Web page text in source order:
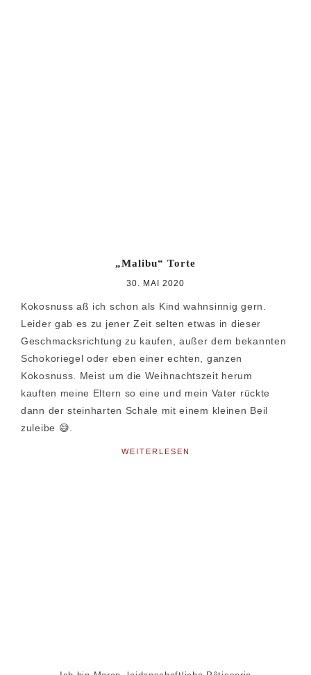
„Malibu“ Torte
30. MAI 2020
Kokosnuss aß ich schon als Kind wahnsinnig gern.
Leider gab es zu jener Zeit selten etwas in dieser
Geschmacksrichtung zu kaufen, außer dem bekannten
Schokoriegel oder eben einer echten, ganzen
Kokosnuss. Meist um die Weihnachtszeit herum
kauften meine Eltern so eine und mein Vater rückte
dann der steinharten Schale mit einem kleinen Beil
zuleibe 😅.
WEITERLESEN